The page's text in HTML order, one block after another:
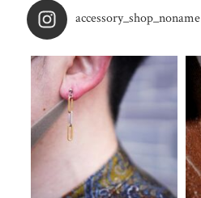
accessory_shop_noname